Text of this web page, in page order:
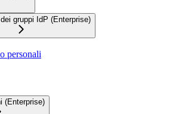
gruppi IdP (Enterprise)
personali
(Enterprise)